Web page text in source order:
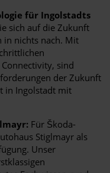
für Ingolstadts
sich auf die Zukunft
in nichts nach. Mit
sind
der Zukunft
in Ingolstadt mit
Für Škoda-
Stiglmayr als
Unser